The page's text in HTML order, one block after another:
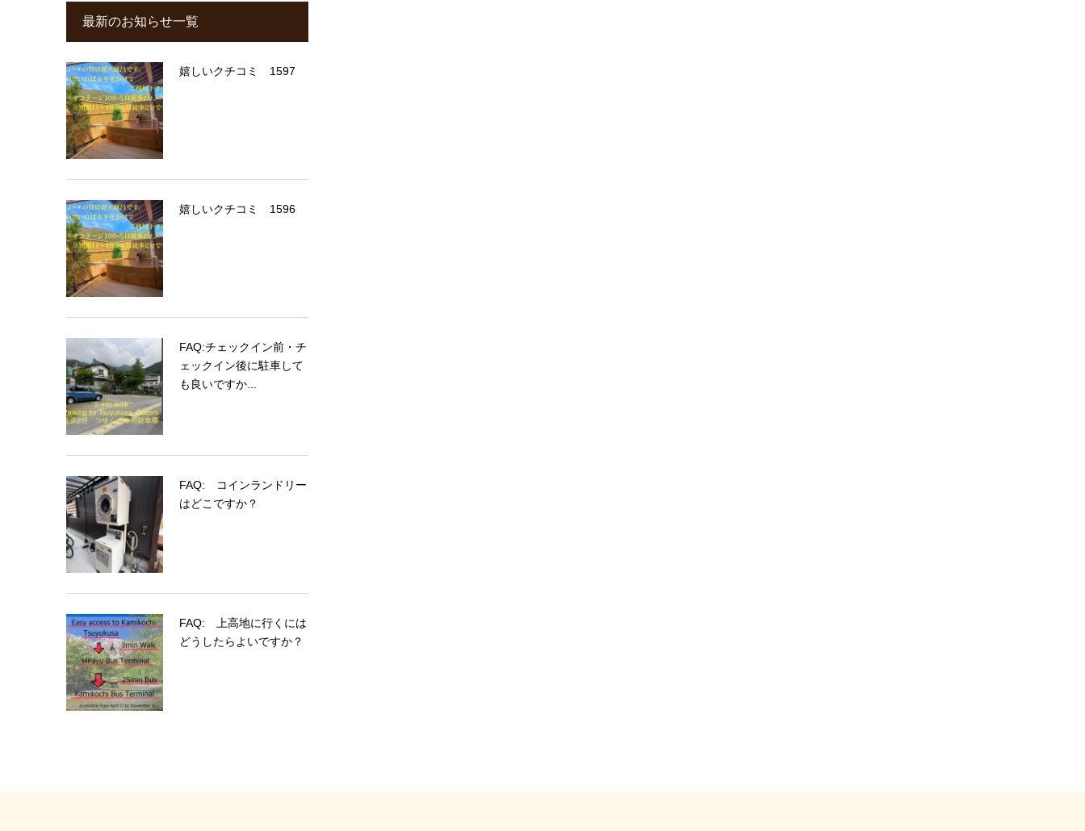
最新のお知らせ一覧
嬉しいクチコミ 1597
嬉しいクチコミ 1596
FAQ:チェックイン前・チ
ェックイン後に駐車して
も良いですか...
FAQ: コインランドリー
はどこですか？
FAQ: 上高地に行くには
どうしたらよいですか？